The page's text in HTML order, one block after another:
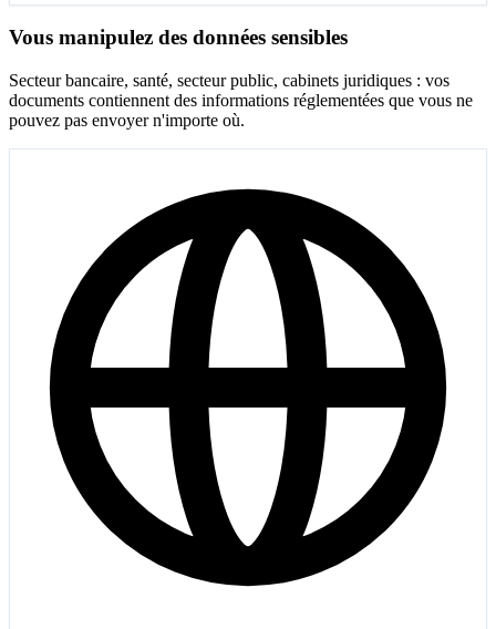
Vous manipulez des données sensibles
Secteur bancaire, santé, secteur public, cabinets juridiques : vos
documents contiennent des informations réglementées que vous ne
pouvez pas envoyer n'importe où.